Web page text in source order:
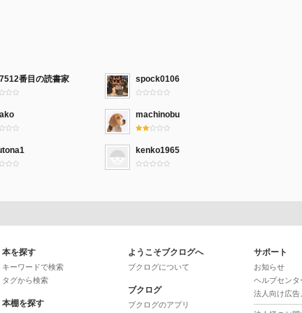
番目の読書家 spock0106
machinobu
kenko1965
本を探す
キーワードで検索
タグから検索
本棚を探す
ようこそブクログへ
ブクログについて
ブクログ
ブクログのアプリ
サポート
お知らせ
ヘルプセンタ
法人向け広告